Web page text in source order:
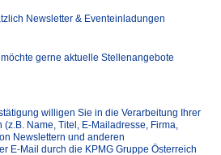
Newsletter & Eventeinladungen
gerne aktuelle Stellenangebote
willigen Sie in die Verarbeitung Ihrer
Name, Titel, E-Mailadresse, Firma,
Newslettern und anderen
E-Mail durch die KPMG Gruppe Österreich